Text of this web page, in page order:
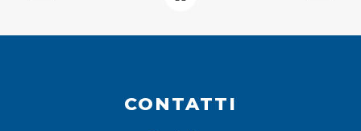
CONTATTI